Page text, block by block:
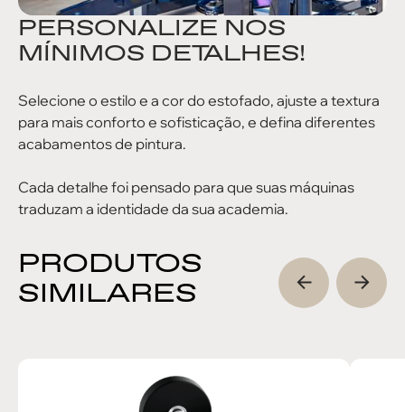
PERSONALIZE NOS
MÍNIMOS DETALHES!
Selecione o estilo e a cor do estofado, ajuste a textura
para mais conforto e sofisticação, e defina diferentes
acabamentos de pintura.
Cada detalhe foi pensado para que suas máquinas
traduzam a identidade da sua academia.
PRODUTOS
SIMILARES